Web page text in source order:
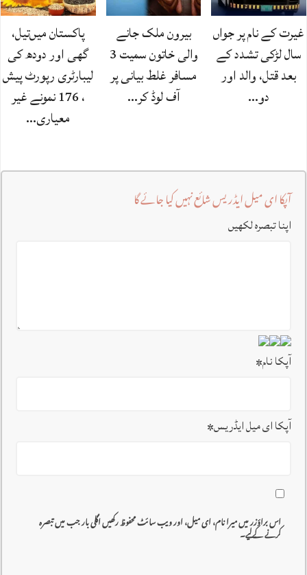
غیرت کے نام پر جواں
سال لڑکی تشدد کے
بعد قتل، والد اور
دو…
بیرون ملک جانے
والی خاتون سمیت 3
مسافر غلط بیانی پر
آف لوڈ کر…
پاکستان میں‌تیل،
گھی اور دودھ کی
لیبارٹری رپورٹ پیش
، 176 نمونے غیر
معیاری…
آپکا ای میل ایڈریس شائع نہیں کیا جائے گا
اپنا تبصرہ لکھیں
آپکا نام*
آپکا ای میل ایڈریس*
اس براؤزر میں میرا نام، ای میل، اور ویب سائٹ محفوظ رکھیں اگلی بار جب میں تبصرہ
کرنے کےلیے۔